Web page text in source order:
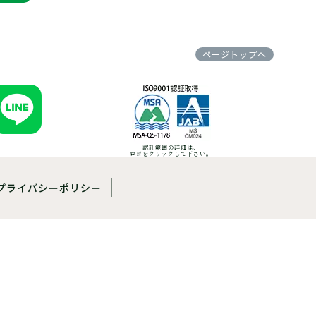
ページトップへ
認証範囲の詳細は、
ロゴをクリックして下さい。
ライバシーポリシー